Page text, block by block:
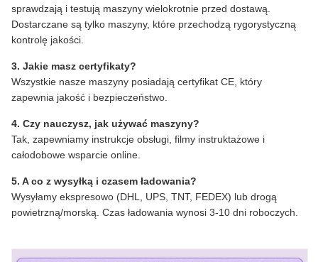
sprawdzają i testują maszyny wielokrotnie przed dostawą.
Dostarczane są tylko maszyny, które przechodzą rygorystyczną
kontrolę jakości.
3. Jakie masz certyfikaty?
Wszystkie nasze maszyny posiadają certyfikat CE, który
zapewnia jakość i bezpieczeństwo.
4. Czy nauczysz, jak używać maszyny?
Tak, zapewniamy instrukcje obsługi, filmy instruktażowe i
całodobowe wsparcie online.
5. A co z wysyłką i czasem ładowania?
Wysyłamy ekspresowo (DHL, UPS, TNT, FEDEX) lub drogą
powietrzną/morską. Czas ładowania wynosi 3-10 dni roboczych.